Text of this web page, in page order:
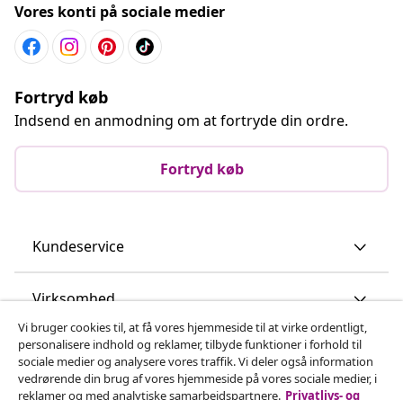
Vores konti på sociale medier
Fortryd køb
Indsend en anmodning om at fortryde din ordre.
Fortryd køb
Kundeservice
Virksomhed
vidaXL
Vi bruger cookies til, at få vores hjemmeside til at virke ordentligt,
personalisere indhold og reklamer, tilbyde funktioner i forhold til
sociale medier og analysere vores traffik. Vi deler også information
vedrørende din brug af vores hjemmeside på vores sociale medier, i
reklamer og med analytiske samarbejdspartnere. Privatlivs- og